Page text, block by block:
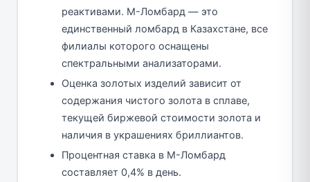
реактивами. М-Ломбард — это
единственный ломбард в Казахстане, все
филиалы которого оснащены
спектральными анализаторами.
Оценка золотых изделий зависит от
содержания чистого золота в сплаве,
текущей биржевой стоимости золота и
наличия в украшениях бриллиантов.
Процентная ставка в М-Ломбард
составляет 0,4% в день.